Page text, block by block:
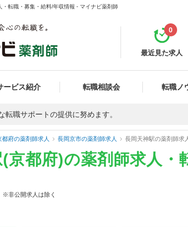
転職・募集・給料/年収情報 - マイナビ薬剤師
最近見た求人
0
ービス紹介 転職相談会 転職ノ
転職サポートの提供に努めます。
都府の薬剤師求人 長岡京市の薬剤師求人 長岡天神駅の薬剤師求
京都府)の薬剤師求人・
※非公開求人は除く